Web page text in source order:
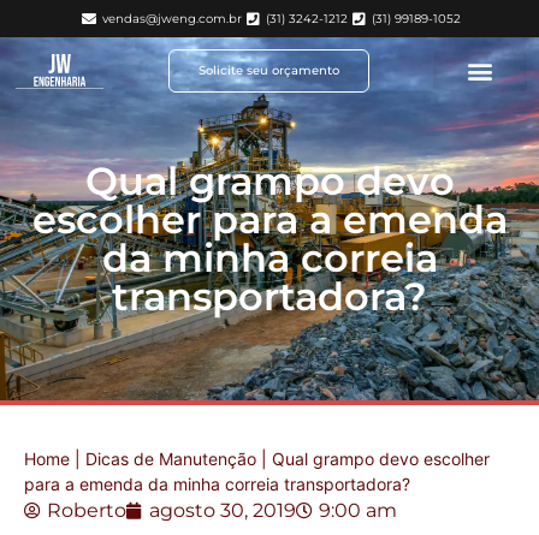
vendas@jweng.com.br (31) 3242-1212 (31) 99189-1052
Solicite seu orçamento
Qual grampo devo
escolher para a emenda
da minha correia
transportadora?
Home Dicas de Manutenção
Qual grampo devo escolher
para a emenda da minha correia transportadora?
Roberto agosto 30, 2019 9:00 am